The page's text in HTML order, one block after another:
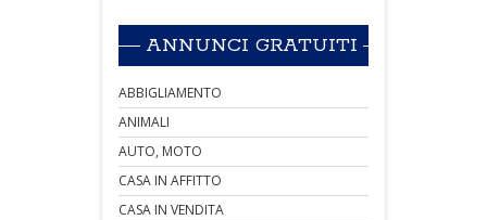
ANNUNCI GRATUITI
ABBIGLIAMENTO
ANIMALI
AUTO, MOTO
CASA IN AFFITTO
CASA IN VENDITA